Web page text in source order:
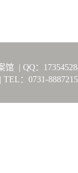
馆 | QQ：
：0731-